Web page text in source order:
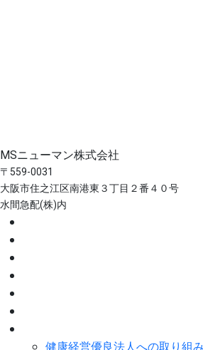
MSニューマン株式会社
〒559-0031
大阪市住之江区南港東３丁目２番４０号
水間急配(株)内
健康経営優良法人への取り組み